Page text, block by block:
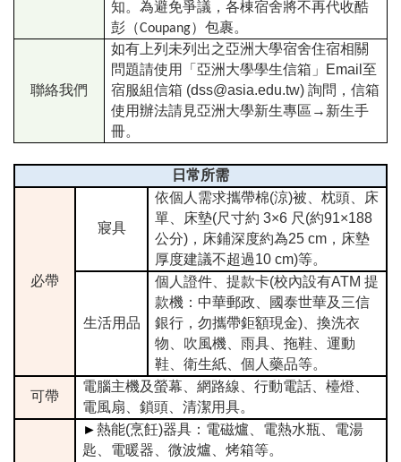
知。為避免爭議，各棟宿舍將不再代收酷
彭（Coupang）包裹。
聯絡我們
如有上列未列出之亞洲大學宿舍住宿相關
問題請使用「亞洲大學學生信箱」Email至
宿服組信箱 (dss@asia.edu.tw) 詢問，信箱
使用辦法請見亞洲大學新生專區→新生手
冊。
日常所需
必帶
寢具
依個人需求攜帶棉(涼)被、枕頭、床
單、床墊(尺寸約 3×6 尺(約91×188
公分)，床鋪深度約為25 cm，床墊
厚度建議不超過10 cm)等。
生活用品
個人證件、提款卡(校內設有ATM 提
款機：中華郵政、國泰世華及三信
銀行，勿攜帶鉅額現金)、換洗衣
物、吹風機、雨具、拖鞋、運動
鞋、衛生紙、個人藥品等。
可帶
電腦主機及螢幕、網路線、行動電話、檯燈、
電風扇、鎖頭、清潔用具。
►熱能(烹飪)器具：電磁爐、電熱水瓶、電湯
匙、電暖器、微波爐、烤箱等。